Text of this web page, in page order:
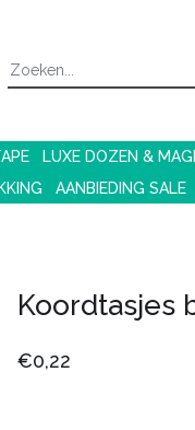
LUXE DOZEN &
AANBIEDING SALE
Koordtasjes
€0,22